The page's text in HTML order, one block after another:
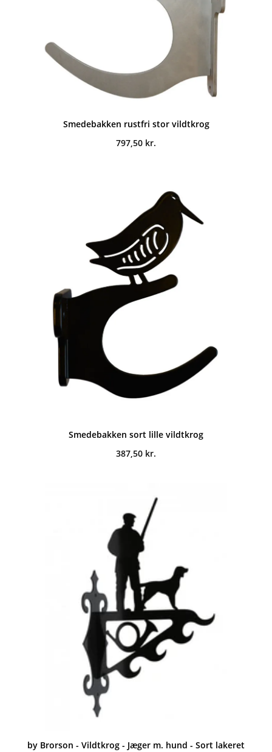
Smedebakken rustfri stor vildtkrog
797,50 kr.
Smedebakken sort lille vildtkrog
387,50 kr.
by Brorson - Vildtkrog - Jæger m. hund - Sort lakeret